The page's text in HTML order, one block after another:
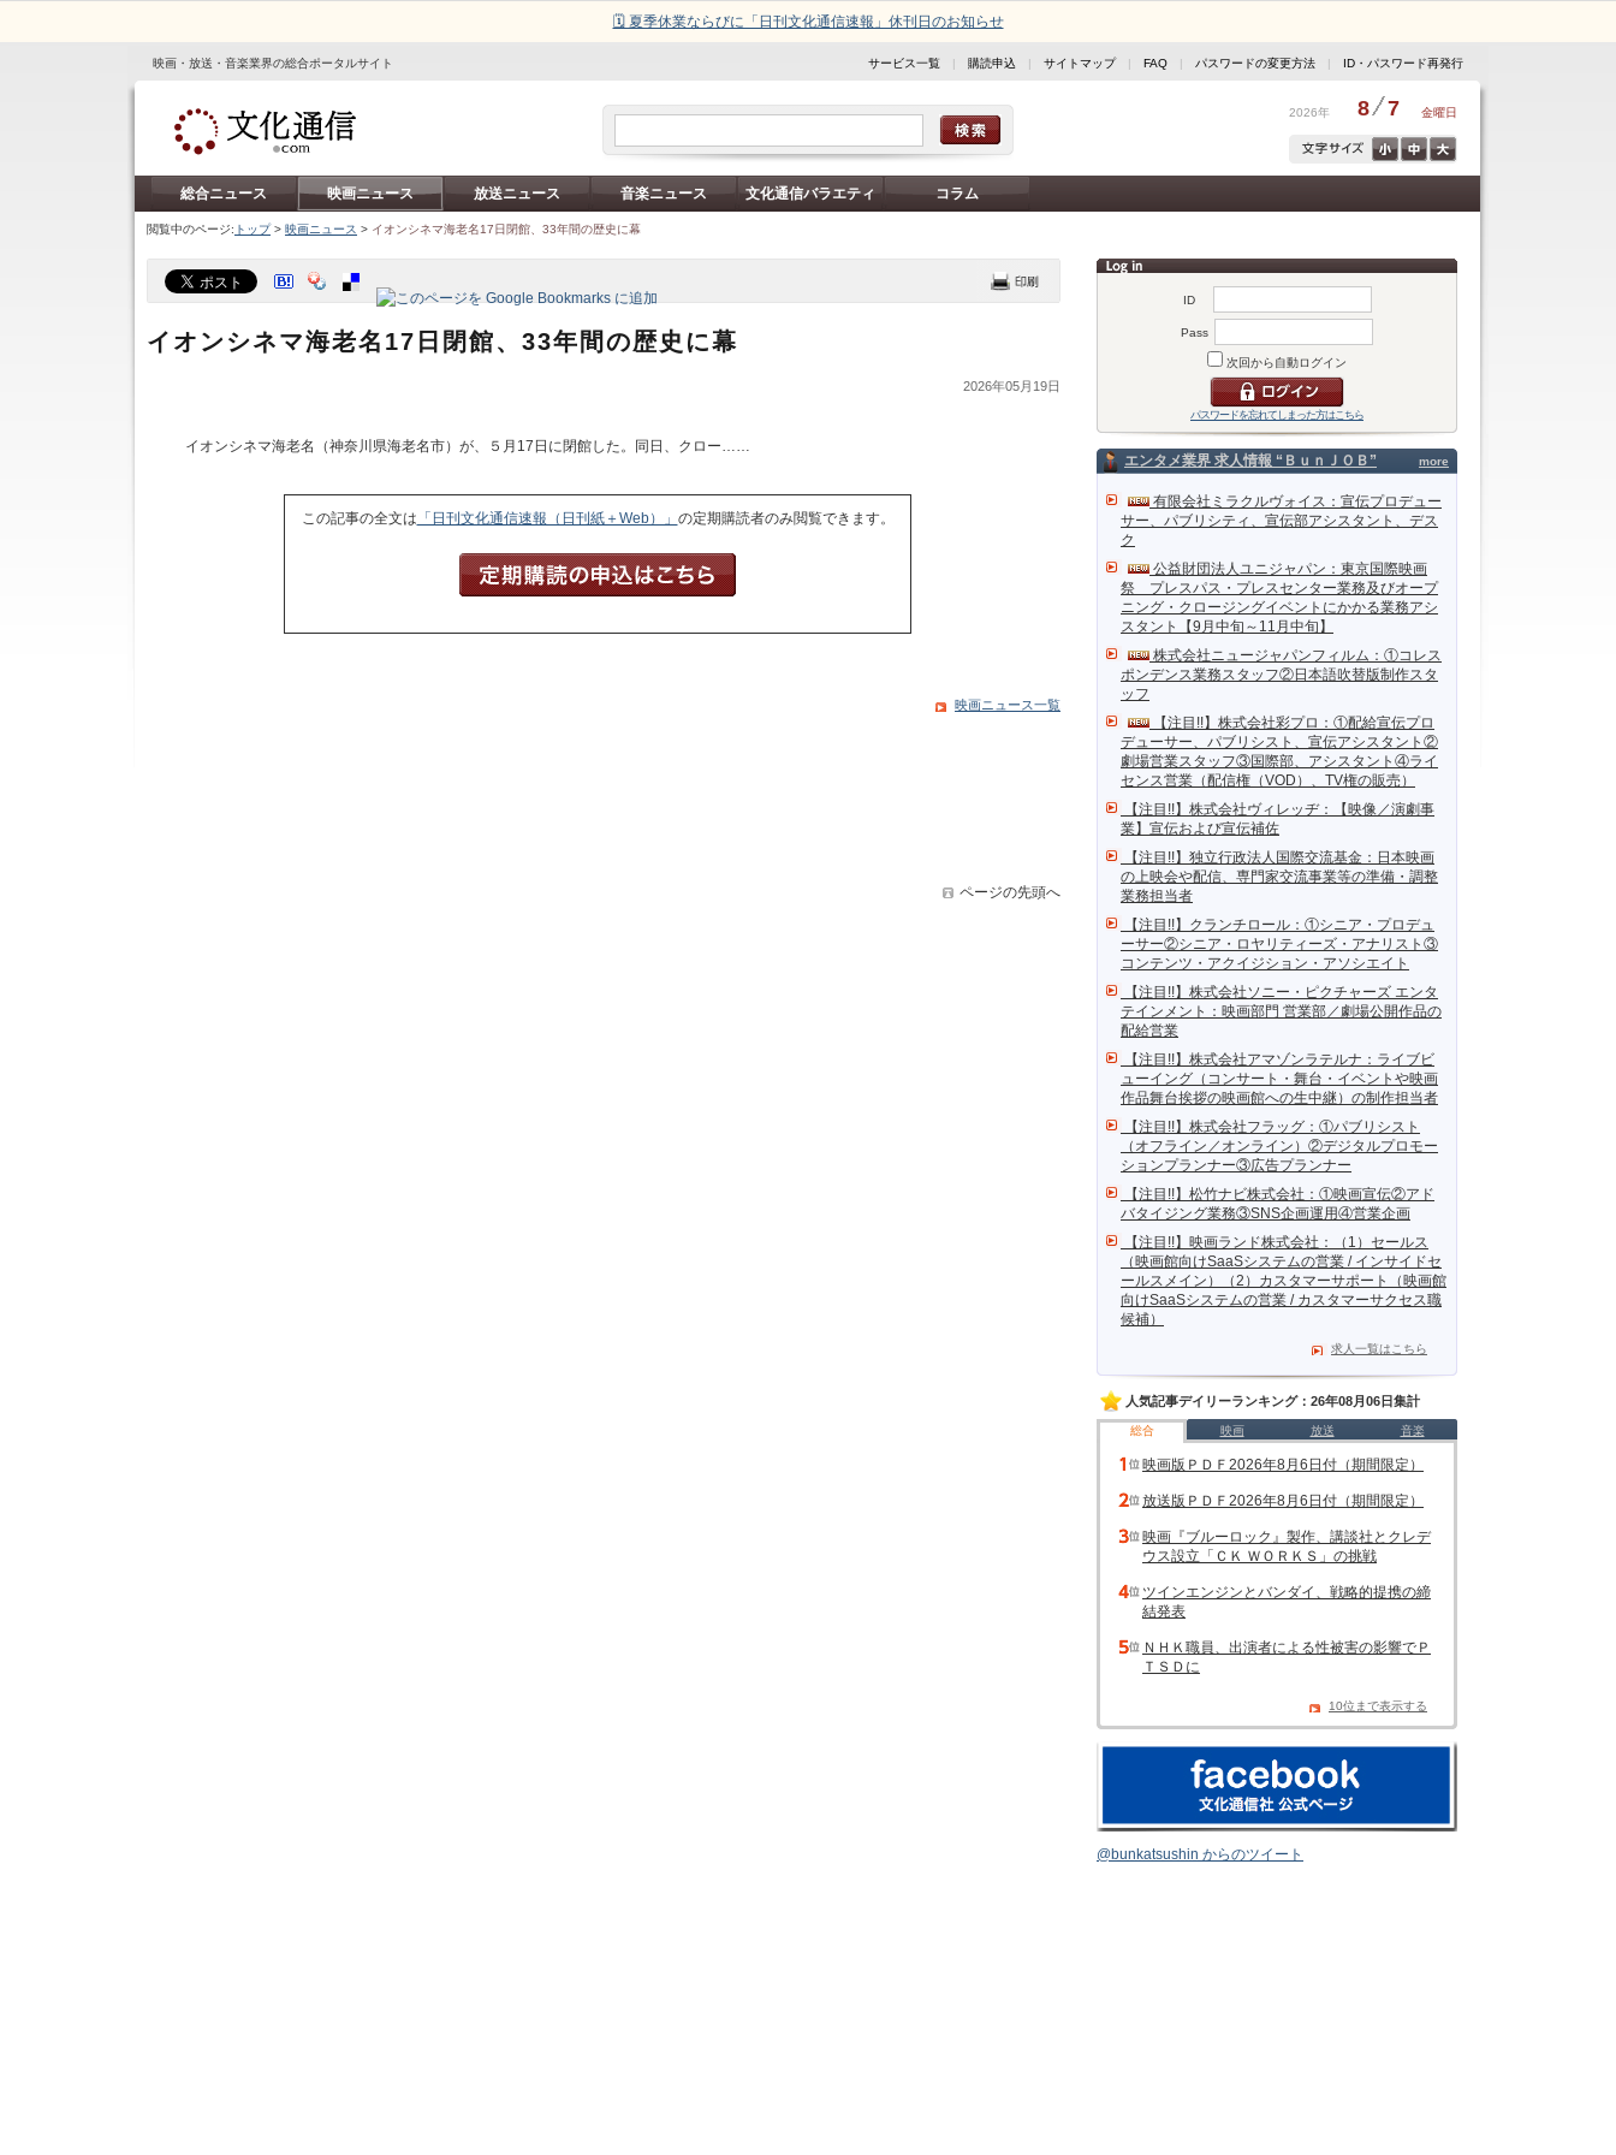
🗓️ 夏季休業ならびに「日刊文化通信速報」休刊日のお知らせ
映画・放送・音楽業界の総合ポータルサイト サービス一覧 | 購読申込 | サイトマップ| FAQ | パスワードの変更方法 | ID・パスワード再発行
2026年 8 7 金曜日
総合ニュース 映画ニュース 放送ニュース 音楽ニュース 文化通信バラエティ コラム
閲覧中のページ: トップ> 映画ニュース > イオンシネマ海老名17日閉館、33年間の歴史に幕
ID
Pass
次回から自動ログイン
パスワードを忘れてしまった方はこちら
more
エンタメ業界 求人情報 “ＢｕｎＪＯＢ”
有限会社ミラクルヴォイス：宣伝プロデュー
サー、パブリシティ、宣伝部アシスタント、デス
ク
公益財団法人ユニジャパン：東京国際映画
祭 プレスパス・プレスセンター業務及びオープ
ニング・クロージングイベントにかかる業務アシ
スタント【9月中旬～11月中旬】
株式会社ニュージャパンフィルム：①コレス
ポンデンス業務スタッフ②日本語吹替版制作スタ
ッフ
【注目!!】株式会社彩プロ：①配給宣伝プロ
デューサー、パブリシスト、宣伝アシスタント②
劇場営業スタッフ③国際部、アシスタント④ライ
センス営業（配信権（VOD）、TV権の販売）
【注目!!】株式会社ヴィレッヂ：【映像／演劇事
業】宣伝および宣伝補佐
【注目!!】独立行政法人国際交流基金：日本映画
の上映会や配信、専門家交流事業等の準備・調整
業務担当者
【注目!!】クランチロール：①シニア・プロデュ
ーサー②シニア・ロヤリティーズ・アナリスト③
コンテンツ・アクイジション・アソシエイト
【注目!!】株式会社ソニー・ピクチャーズ エンタ
テインメント：映画部門 営業部／劇場公開作品の
配給営業
【注目!!】株式会社アマゾンラテルナ：ライブビ
ューイング（コンサート・舞台・イベントや映画
作品舞台挨拶の映画館への生中継）の制作担当者
【注目!!】株式会社フラッグ：①パブリシスト
（オフライン／オンライン）②デジタルプロモー
ションプランナー③広告プランナー
【注目!!】松竹ナビ株式会社：①映画宣伝②アド
バタイジング業務③SNS企画運用④営業企画
【注目!!】映画ランド株式会社：（1）セールス
（映画館向けSaaSシステムの営業 / インサイドセ
ールスメイン）（2）カスタマーサポート（映画館
向けSaaSシステムの営業 / カスタマーサクセス職
候補）
求人一覧はこちら
人気記事デイリーランキング：26年08月06日集計
総合 映画 放送 音楽
映画版ＰＤＦ2026年8月6日付（期間限定）
放送版ＰＤＦ2026年8月6日付（期間限定）
映画『ブルーロック』製作、講談社とクレデ
ウス設立「ＣＫ ＷＯＲＫＳ」の挑戦
ツインエンジンとバンダイ、戦略的提携の締
結発表
ＮＨＫ職員、出演者による性被害の影響でＰ
ＴＳＤに
10位まで表示する
@bunkatsushin からのツイート
イオンシネマ海老名17日閉館、33年間の歴史に幕
2026年05月19日
イオンシネマ海老名（神奈川県海老名市）が、５月17日に閉館した。同日、クロー……
この記事の全文は 「日刊文化通信速報（日刊紙＋Web）」 の定期購読者のみ閲覧できます。
映画ニュース一覧
ページの先頭へ